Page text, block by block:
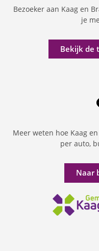
Bezoeker aan Kaag en
je
Bekijk de
Meer weten hoe Kaag
per auto,
Naar